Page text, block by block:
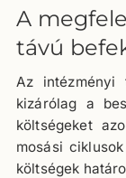
A
távú
Az intézményi
kizárólag a
költségeket
mosási
költségek